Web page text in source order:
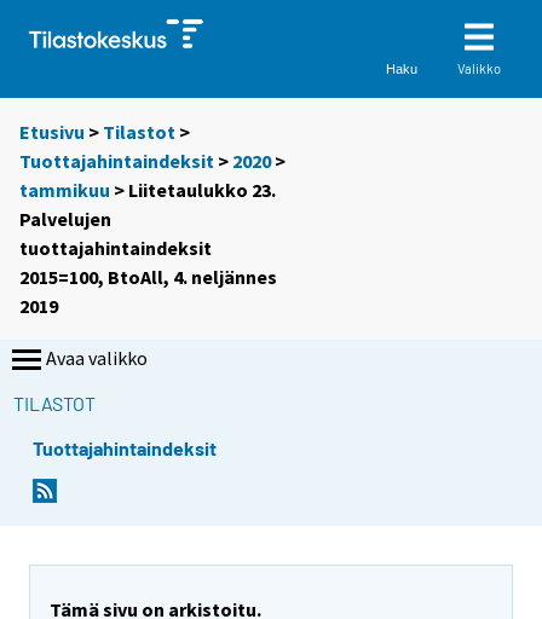
Haku Valikko
Etusivu > Tilastot >
Tuottajahintaindeksit > 2020>
tammikuu > Liitetaulukko 23.
Palvelujen
tuottajahintaindeksit
2015=100, BtoAll, 4. neljännes
2019
Avaa valikko
TILASTOT
Tuottajahintaindeksit
Tämä sivu on arkistoitu.